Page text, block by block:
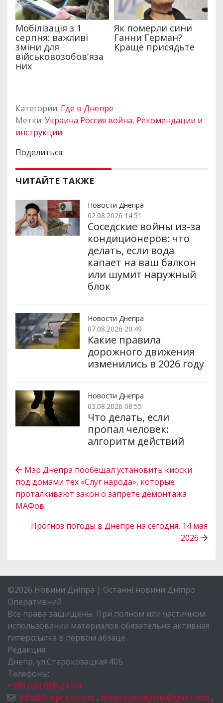
Категории: Где в Днепре
Метки: Украина Россия война, Рекомендации и
инструкции
Поделиться:
ЧИТАЙТЕ ТАКЖЕ
Новости Днепра
02.08.2026 14:51
Соседские войны из-за
кондиционеров: что
делать, если вода
капает на ваш балкон
или шумит наружный
блок
Новости Днепра
07.08.2026 20:49
Какие правила
дорожного движения
изменились в 2026 году
Новости Днепра
03.08.2026 08:55
Что делать, если
пропал человек:
алгоритм действий
Мэр Днепра пообещал установить киоски
под домами тех «Слуг народа», которые
проталкивают закон о запрете демонтажа
МАФов
Прогноз погоды в Днепре на сегодня, 14 мая
2026
©2026 Новини Дніпра | Останні новини Дніпро
Оперативний
Все права защищены. При полном или частичном
использовании материалов обязательна активная
гиперссылка в первом абзаце.
Редакция:
Днепр, ул.Старокозацкая 40Б
Телефоны:
+380 (66) 068-21-04
info@dnepr.express , dneproperatyvny@gmail.com ,